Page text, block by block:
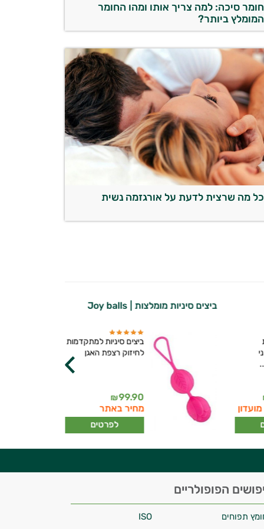
חומר סיכה: למה צריך אותו ומהו החומר
המומלץ ביותר?
כל מה שרצית לדעת על אורגזמה נשית
ביצים סיניות מומלצות | Joy balls
ביצים סיניות למתקדמות
לחיזוק רצפת האגן
99.90
₪
מחיר באתר
לפרטים
הפופולריים
תפוחים
ISO